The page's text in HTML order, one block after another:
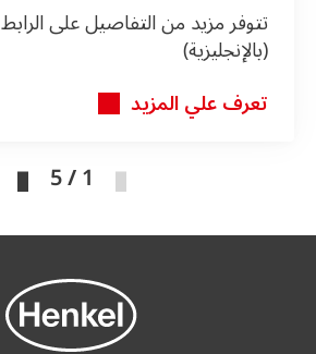
تتوفر مزيد من التفاصيل على الرابط henkel.com
(بالإنجليزية)
تعرف علي المزيد
1 / 5